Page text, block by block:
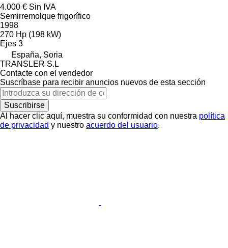
4.000 € Sin IVA
Semirremolque frigorífico
1998
270 Hp (198 kW)
Ejes 3
España, Soria
TRANSLER S.L
Contacte con el vendedor
Suscríbase para recibir anuncios nuevos de esta sección
Suscribirse
Al hacer clic aquí, muestra su conformidad con nuestra política
de privacidad y nuestro acuerdo del usuario.